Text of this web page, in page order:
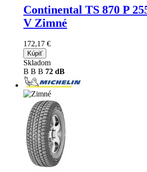
Continental TS 870 P
V Zimné
172,17 €
Kúpiť
Skladom
B B B 72 dB